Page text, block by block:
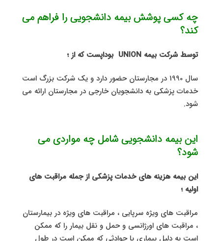
چه کسی پوشش بیمه دانشجویی را فراهم می
کند؟
توسط شرکت بیمه UNION بوداپست که از ؛
سال 1990 در مجارستان حضور دارد و یک شرکت بزرگ است
خدمات پزشکی به دانشجویان خارجی در مجارستان ارائه می
شود.
این بیمه دانشجویی شامل چه مواردی می
شود؟
این بیمه هزینه های خدمات پزشکی از جمله مراقبت های
اولیه ؛
مراقبت های ویژه سرپایی ، مراقبت های ویژه در بیمارستان
، مراقبت های اورژانسی و حمل و نقل بیمار را که ممکن